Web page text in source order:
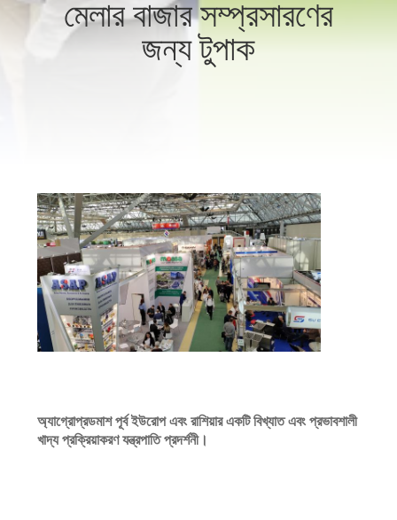
নিয়ন্ত্রণ
মামলা
একটি
করুন
মেলার বাজার সম্প্রসারণের
জন্য টুপাক
অ্যাগ্রোপ্রডমাশ পূর্ব ইউরোপ এবং রাশিয়ার একটি বিখ্যাত এবং প্রভাবশালী
খাদ্য প্রক্রিয়াকরণ যন্ত্রপাতি প্রদর্শনী।